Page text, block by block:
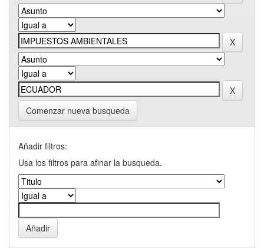
Comenzar nueva busqueda
Añadir filtros:
Usa los filtros para afinar la busqueda.